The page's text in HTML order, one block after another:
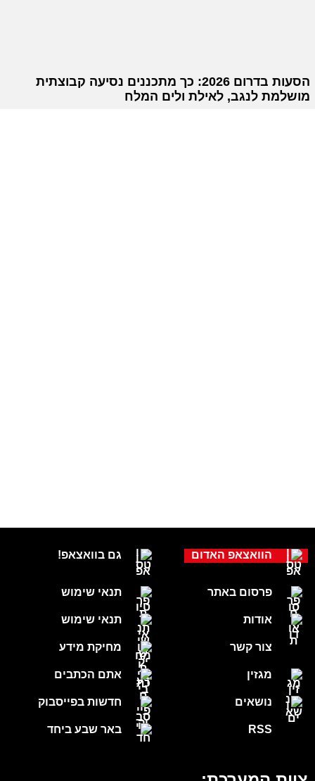
הסעות בדרום 2026: כך מתכננים נסיעה קבוצתית
מושלמת לנגב, לאילת ולים המלח
גם בוואצאפ!
תנאי שימוש
תנאי שימוש
מחיקת מידע
אתם הכתבים
חדשות בפייסבוק
באר שבע ביחד
הוואצאפ האדום
פרסום באתר
אודות
צור קשר
מגזין
נושאים
RSS